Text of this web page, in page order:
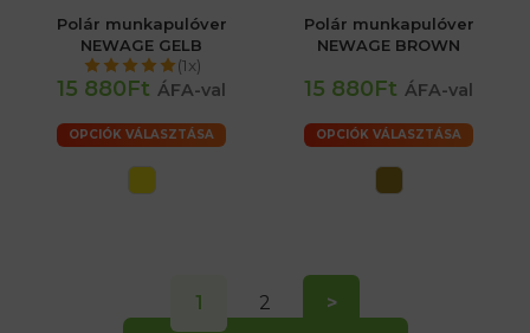
Polár munkapulóver
NEWAGE GELB
(1x)
15 880Ft ÁFA-val
OPCIÓK VÁLASZTÁSA
Polár munkapulóver
NEWAGE BROWN
15 880Ft ÁFA-val
OPCIÓK VÁLASZTÁSA
1 2 >